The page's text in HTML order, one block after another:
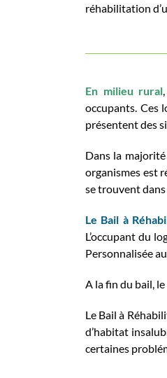
réhabilitation
En milieu rural
occupants. Ces
présentent des
Dans la
organismes est
se trouvent dans
Le Bail à
L’occupant du
Personnalisée
A la fin du bail,
Le Bail à
d’habitat
certaines